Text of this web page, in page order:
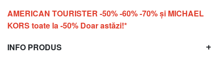
AMERICAN TOURISTER -50% -60% -70% și MICHAEL
KORS toate la -50% Doar astăzi!*
INFO PRODUS